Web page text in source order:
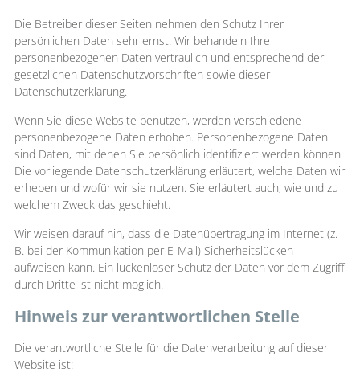
Die Betreiber dieser Seiten nehmen den Schutz Ihrer
persönlichen Daten sehr ernst. Wir behandeln Ihre
personenbezogenen Daten vertraulich und entsprechend der
gesetzlichen Datenschutzvorschriften sowie dieser
Datenschutzerklärung.
Wenn Sie diese Website benutzen, werden verschiedene
personenbezogene Daten erhoben. Personenbezogene Daten
sind Daten, mit denen Sie persönlich identifiziert werden können.
Die vorliegende Datenschutzerklärung erläutert, welche Daten wir
erheben und wofür wir sie nutzen. Sie erläutert auch, wie und zu
welchem Zweck das geschieht.
Wir weisen darauf hin, dass die Datenübertragung im Internet (z.
B. bei der Kommunikation per E-Mail) Sicherheitslücken
aufweisen kann. Ein lückenloser Schutz der Daten vor dem Zugriff
durch Dritte ist nicht möglich.
Hinweis zur verantwortlichen Stelle
Die verantwortliche Stelle für die Datenverarbeitung auf dieser
Website ist: